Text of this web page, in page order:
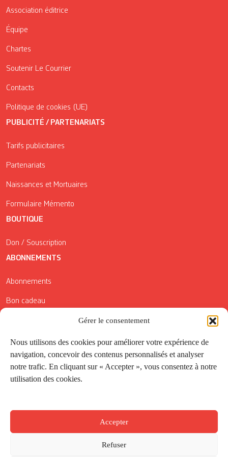
Gérer le consentement
Nous utilisons des cookies pour améliorer votre expérience de
navigation, concevoir des contenus personnalisés et analyser
notre trafic. En cliquant sur « Accepter », vous consentez à notre
utilisation des cookies.
Accepter
Refuser
Association éditrice
Équipe
Chartes
Soutenir Le Courrier
Contacts
Politique de cookies (UE)
PUBLICITÉ / PARTENARIATS
Tarifs publicitaires
Partenariats
Naissances et Mortuaires
Formulaire Mémento
BOUTIQUE
Don / Souscription
ABONNEMENTS
Abonnements
Bon cadeau
Conditions générales de vente
Réductions de la Carte Côté Courrier
Application